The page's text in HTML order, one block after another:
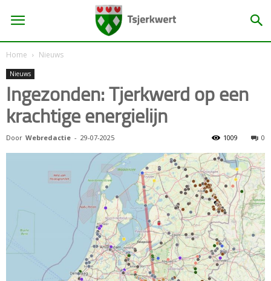
Home Nieuws
Nieuws
Ingezonden: Tjerkwerd op een
krachtige energielijn
Door Webredactie - 29-07-2025 0
1009